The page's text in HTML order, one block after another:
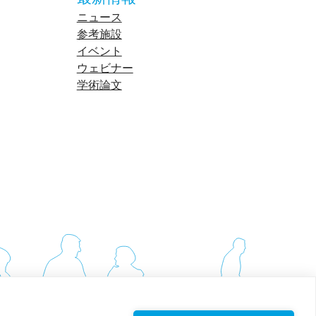
ニュース
参考施設
イベント
ウェビナー
学術論文